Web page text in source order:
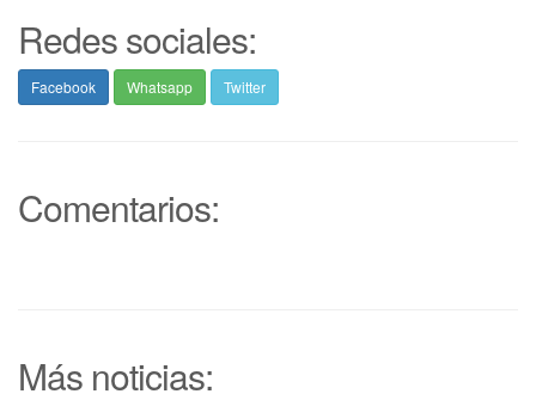
Redes sociales:
Facebook Whatsapp Twitter
Comentarios:
Más noticias: